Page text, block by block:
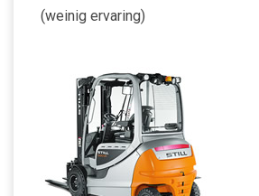
(weinig ervaring)